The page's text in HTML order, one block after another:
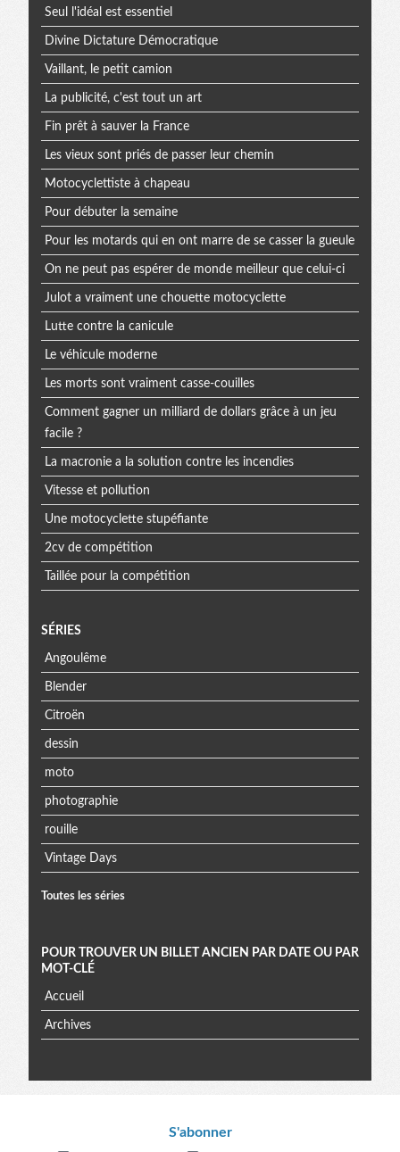
Seul l'idéal est essentiel
Divine Dictature Démocratique
Vaillant, le petit camion
La publicité, c'est tout un art
Fin prêt à sauver la France
Les vieux sont priés de passer leur chemin
Motocyclettiste à chapeau
Pour débuter la semaine
Pour les motards qui en ont marre de se casser la gueule
On ne peut pas espérer de monde meilleur que celui-ci
Julot a vraiment une chouette motocyclette
Lutte contre la canicule
Le véhicule moderne
Les morts sont vraiment casse-couilles
Comment gagner un milliard de dollars grâce à un jeu
facile ?
La macronie a la solution contre les incendies
Vitesse et pollution
Une motocyclette stupéfiante
2cv de compétition
Taillée pour la compétition
SÉRIES
Angoulême
Blender
Citroën
dessin
moto
photographie
rouille
Vintage Days
Toutes les séries
POUR TROUVER UN BILLET ANCIEN PAR DATE OU PAR
MOT-CLÉ
Accueil
Archives
S'abonner